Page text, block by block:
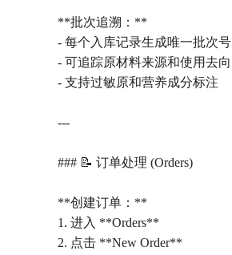
**批次追溯：**
- 每个入库记录生成唯一批次号
- 可追踪原材料来源和使用去向
- 支持过敏原和营养成分标注
---
### 📝 订单处理 (Orders)
**创建订单：**
1. 进入 **Orders**
2. 点击 **New Order**